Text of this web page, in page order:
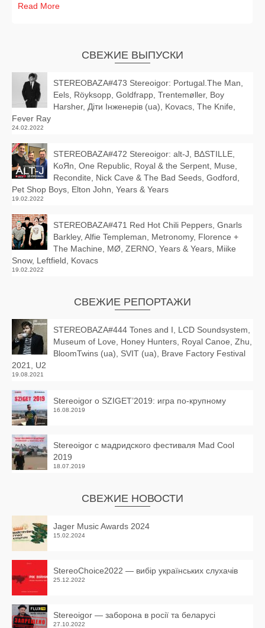
Read More
СВЕЖИЕ ВЫПУСКИ
STEREOBAZA#473 Stereoigor: Portugal.The Man,
Eels, Röyksopp, Goldfrapp, Trentemøller, Boy
Harsher, Діти Інженерів (ua), Kovacs, The Knife,
Fever Ray
24.02.2022
STEREOBAZA#472 Stereoigor: alt‑J, BΔSTILLE,
KoЯn, One Republic, Royal & the Serpent, Muse,
Recondite, Nick Cave & The Bad Seeds, Godford,
Pet Shop Boys, Elton John, Years & Years
19.02.2022
STEREOBAZA#471 Red Hot Chili Peppers, Gnarls
Barkley, Alfie Templeman, Metronomy, Florence +
The Machine, MØ, ZERNO, Years & Years, Miike
Snow, Leftfield, Kovacs
19.02.2022
СВЕЖИЕ РЕПОРТАЖИ
STEREOBAZA#444 Tones and I, LCD Soundsystem,
Museum of Love, Honey Hunters, Royal Canoe, Zhu,
BloomTwins (ua), SVIT (ua), Brave Factory Festival
2021, U2
19.08.2021
Stereoigor о SZIGET’2019: игра по-крупному
16.08.2019
Stereoigor с мадридского фестиваля Mad Cool
2019
18.07.2019
СВЕЖИЕ НОВОСТИ
Jager Music Awards 2024
15.02.2024
StereoChoice2022 — вибір українських слухачів
25.12.2022
Stereoigor — заборона в росії та беларусі
27.10.2022